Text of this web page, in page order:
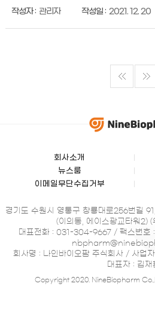
관리자 2021. 12. 20
회사소개
뉴스룸
이메일무단수집거부
경기도 수원시 영통구 창룡대로256번길
(이의동, 에이스광교타워2)
대표전화 : 031-304-9667 / 팩스번
회사명 : 나인바이오팜 주식회사 / 사업
대표자 : 김재
Copyright 2020. NineBiopharm